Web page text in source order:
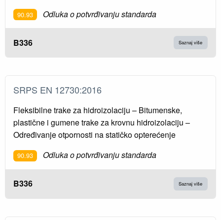
90.93 Odluka o potvrđivanju standarda
B336 Saznaj više
SRPS EN 12730:2016
Fleksibilne trake za hidroizolaciju – Bitumenske,
plastične i gumene trake za krovnu hidroizolaciju –
Određivanje otpornosti na statičko opterećenje
90.93 Odluka o potvrđivanju standarda
B336 Saznaj više